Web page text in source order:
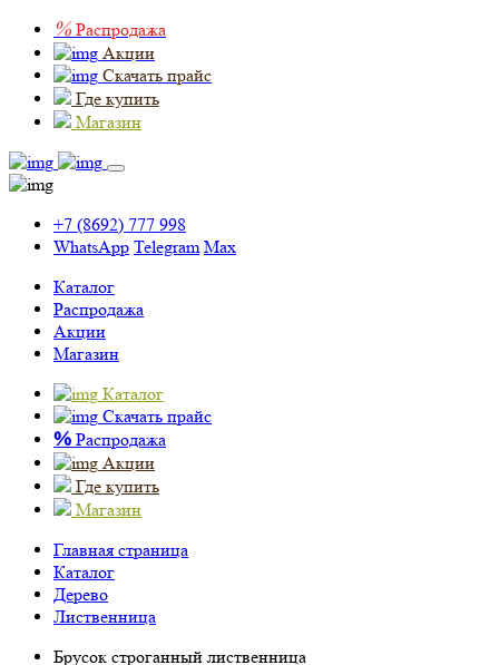
% Распродажа
Акции
Скачать прайс
Где купить
Магазин
+7 (8692) 777 998
WhatsApp Telegram Max
Каталог
Распродажа
Акции
Магазин
Каталог
Скачать прайс
% Распродажа
Акции
Где купить
Магазин
Главная страница
Каталог
Дерево
Лиственница
Брусок строганный лиственница